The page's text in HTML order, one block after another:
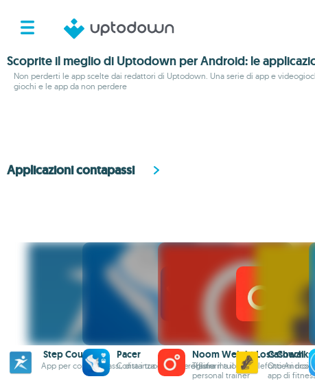
Scoprite il meglio di Uptodown per Android: le
Non perderti le app scelte dai redattori di Uptodown. Una serie di app e
giochi e le app da non perdere
Applicazioni contapassi
Step Counter
App per contare passi, distanza e calorie offline
Pacer
Conta i tuoi passi e registra il tuo peso
Noom Weight Loss Coach
Trasforma il tuo telefono
personal trainer
Cashwalk:
Ottieni
app di